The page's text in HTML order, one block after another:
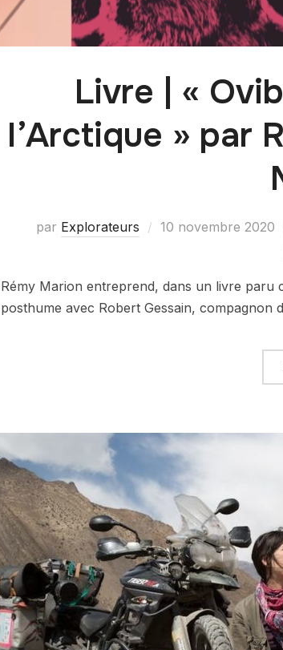
Livre | «
l’Arctique » par
par Explorateurs 10 novembre 2020
Rémy Marion entreprend, dans un livre
posthume avec Robert Gessain, compagnon